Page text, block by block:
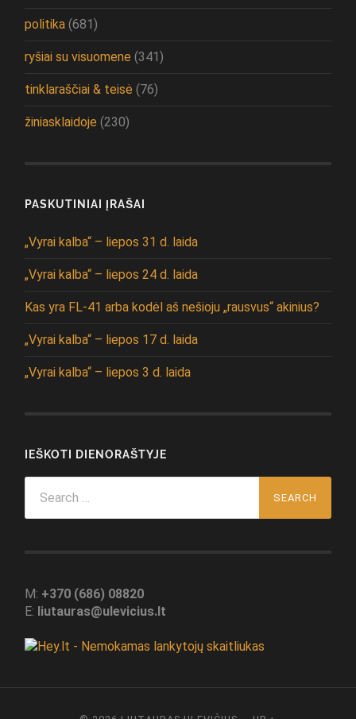
politika (681)
ryšiai su visuomene (341)
tinklaraščiai & teisė (76)
žiniasklaidoje (230)
PASKUTINIAI ĮRAŠAI
„Vyrai kalba“ – liepos 31 d. laida
„Vyrai kalba“ – liepos 24 d. laida
Kas yra FL-41 arba kodėl aš nešioju „rausvus“ akinius?
„Vyrai kalba“ – liepos 17 d. laida
„Vyrai kalba“ – liepos 3 d. laida
IEŠKOTI DIENORAŠTYJE
for:
M: +370 (686) 08820
E: liutauras@ulevicius.lt